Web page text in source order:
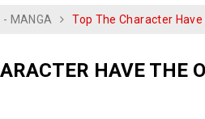
- MANGA Top The Character
HAVE THE